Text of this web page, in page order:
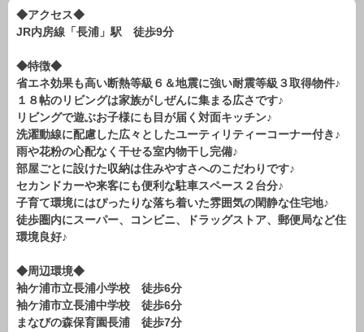
◆アクセス◆
JR内房線「長浦」駅 徒歩9分
◆特徴◆
省エネ効果も高い断熱等級６＆地震に強い耐震等級３取得物件♪
１８帖のリビングは家族がしぜんに集まる広さです♪
リビングで遊ぶお子様にも目が届く対面キッチン♪
洗濯動線に配慮した広々としたユーティリティーコーナー付き♪
雨や花粉の心配なく干せる室内物干し完備♪
部屋ごとに設けた収納は住みやすさへのこだわりです♪
セカンドカーや来客にも便利な駐車スペース２台分♪
子育て環境にはぴったりな落ち着いた雰囲気の閑静な住宅地♪
徒歩圏内にスーパー、コンビニ、ドラッグストア、郵便局など住
環境良好♪
◆周辺環境◆
袖ケ浦市立長浦小学校 徒歩6分
袖ケ浦市立長浦中学校 徒歩6分
まなびの森保育園長浦 徒歩7分
売却査定
プライバシーポリシー
物件検索
新築一戸建
エリアから探す
路線から探す
中古一戸建
エリアから探す
マンション
エリアから探す
路線から探す